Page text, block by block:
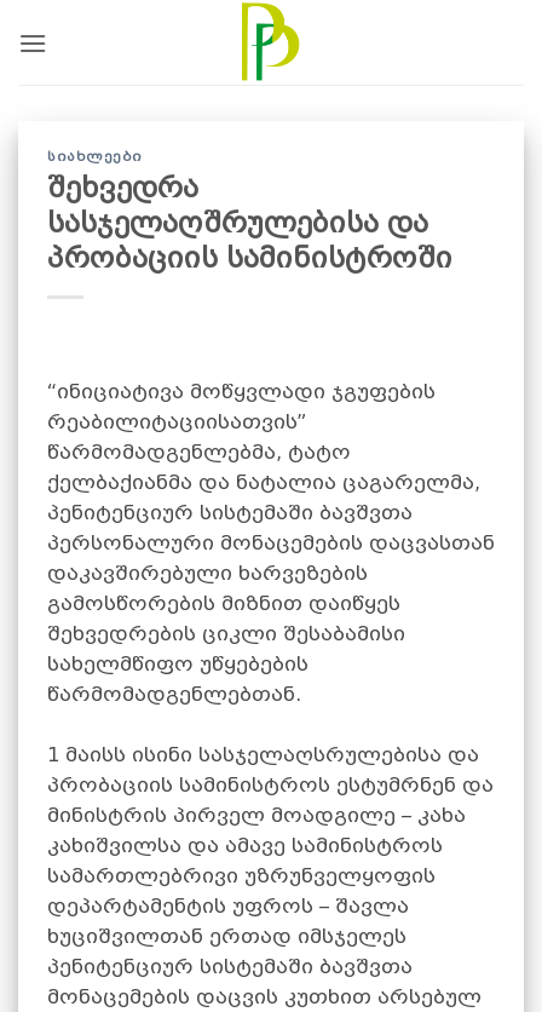
ᲡᲘᲐᲮᲚᲔᲔᲑᲘ
შეხვედრა
სასჯელაღშრულებისა და
პრობაციის სამინისტროში
“ინიციატივა მოწყვლადი ჯგუფების
რეაბილიტაციისათვის”
წარმომადგენლებმა, ტატო
ქელბაქიანმა და ნატალია ცაგარელმა,
პენიტენციურ სისტემაში ბავშვთა
პერსონალური მონაცემების დაცვასთან
დაკავშირებული ხარვეზების
გამოსწორების მიზნით დაიწყეს
შეხვედრების ციკლი შესაბამისი
სახელმწიფო უწყებების
წარმომადგენლებთან.
1 მაისს ისინი სასჯელაღსრულებისა და
პრობაციის სამინისტროს ესტუმრნენ და
მინისტრის პირველ მოადგილე – კახა
კახიშვილსა და ამავე სამინისტროს
სამართლებრივი უზრუნველყოფის
დეპარტამენტის უფროს – შავლა
ხუციშვილთან ერთად იმსჯელეს
პენიტენციურ სისტემაში ბავშვთა
მონაცემების დაცვის კუთხით არსებულ